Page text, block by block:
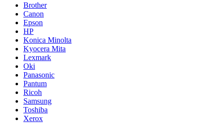
Brother
Canon
Epson
HP
Konica Minolta
Kyocera Mita
Lexmark
Oki
Panasonic
Pantum
Ricoh
Samsung
Toshiba
Xerox